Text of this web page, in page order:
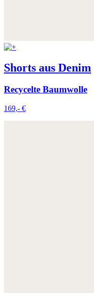
Shorts aus Denim
Recycelte Baumwolle
169,- €